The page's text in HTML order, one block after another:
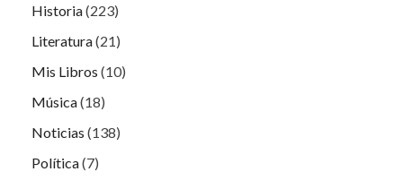
Historia(223)
Literatura(21)
Mis Libros (10)
Música(18)
Noticias (138)
Política(7)